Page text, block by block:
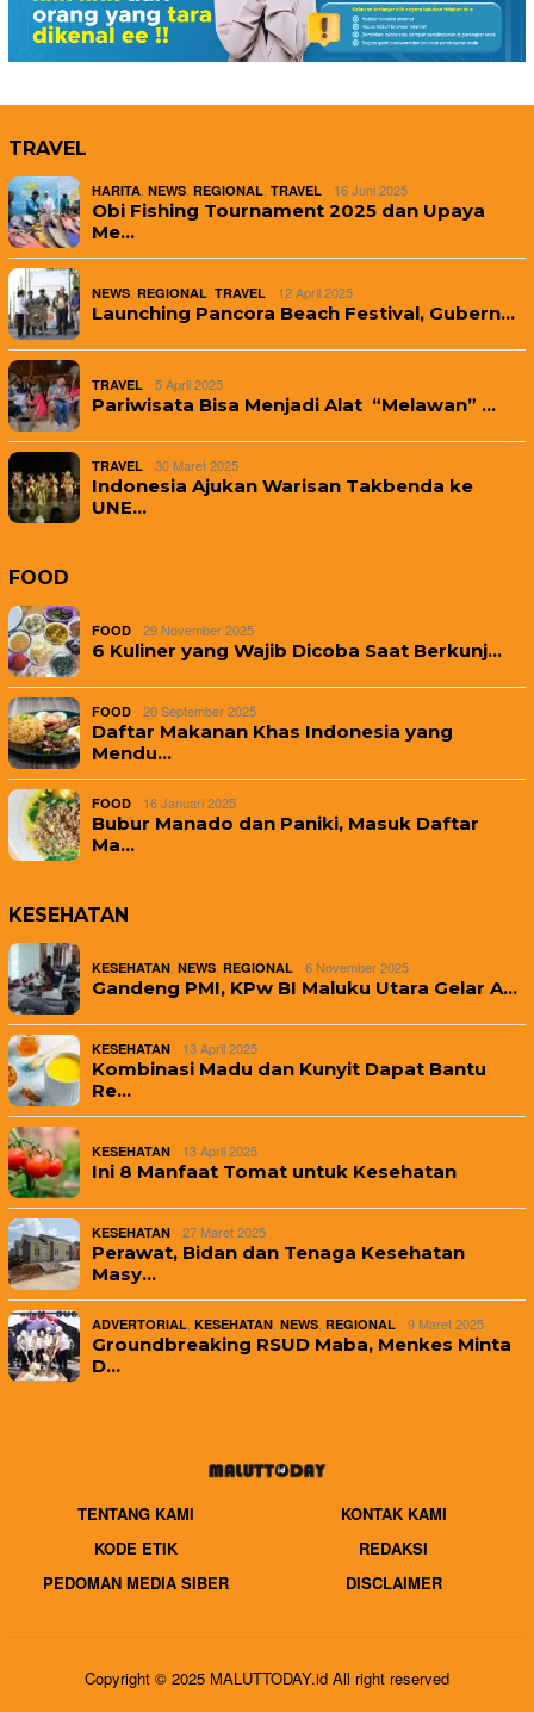
TRAVEL
HARITA, NEWS, REGIONAL, TRAVEL 16 Juni 2025
Obi Fishing Tournament 2025 dan Upaya
Me…
NEWS, REGIONAL, TRAVEL 12 April 2025
Launching Pancora Beach Festival, Gubern…
TRAVEL 5 April 2025
Pariwisata Bisa Menjadi Alat “Melawan” …
TRAVEL 30 Maret 2025
Indonesia Ajukan Warisan Takbenda ke
UNE…
FOOD
FOOD 29 November 2025
6 Kuliner yang Wajib Dicoba Saat Berkunj…
FOOD 20 September 2025
Daftar Makanan Khas Indonesia yang
Mendu…
FOOD 16 Januari 2025
Bubur Manado dan Paniki, Masuk Daftar
Ma…
KESEHATAN
KESEHATAN, NEWS, REGIONAL 6 November 2025
Gandeng PMI, KPw BI Maluku Utara Gelar A…
KESEHATAN 13 April 2025
Kombinasi Madu dan Kunyit Dapat Bantu
Re…
KESEHATAN 13 April 2025
Ini 8 Manfaat Tomat untuk Kesehatan
KESEHATAN 27 Maret 2025
Perawat, Bidan dan Tenaga Kesehatan
Masy…
ADVERTORIAL, KESEHATAN, NEWS, REGIONAL 9 Maret 2025
Groundbreaking RSUD Maba, Menkes Minta
D…
TENTANG KAMI
KONTAK KAMI
KODE ETIK
REDAKSI
PEDOMAN MEDIA SIBER
DISCLAIMER
Copyright © 2025 MALUTTODAY.id All right reserved